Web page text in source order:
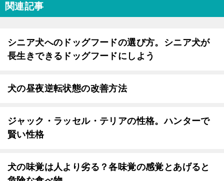
関連記事
シニア犬へのドッグフードの選び方。シニア犬が
長生きできるドッグフードにしよう
犬の昼夜逆転状態の改善方法
ジャック・ラッセル・テリアの性格。ハンターで
賢い性格
犬の味覚は人より劣る？各味覚の感覚とあげると